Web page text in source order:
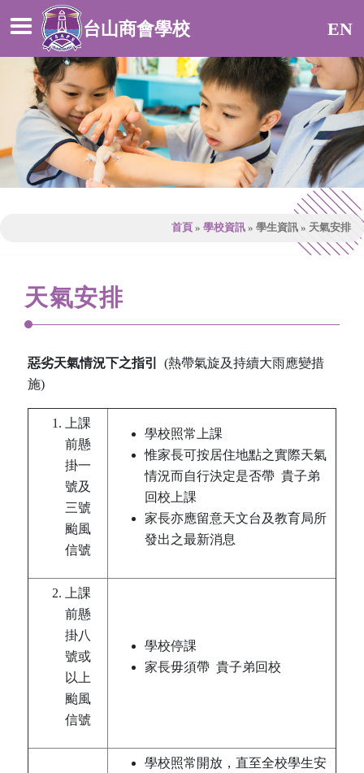
台山商會學校 EN
首頁 » 學校資訊 » 學生資訊 » 天氣安排
天氣安排
惡劣天氣情況下之指引
(熱帶氣旋及持續大雨應變措
施)
上課
前懸
掛一
號及
三號
颱風
信號
學校照常上課
惟家長可按居住地點之實際天氣
情況而自行決定是否帶 貴子弟
回校上課
家長亦應留意天文台及教育局所
發出之最新消息
上課
前懸
掛八
號或
以上
颱風
信號
學校停課
家長毋須帶 貴子弟回校
學校照常開放，直至全校學生安